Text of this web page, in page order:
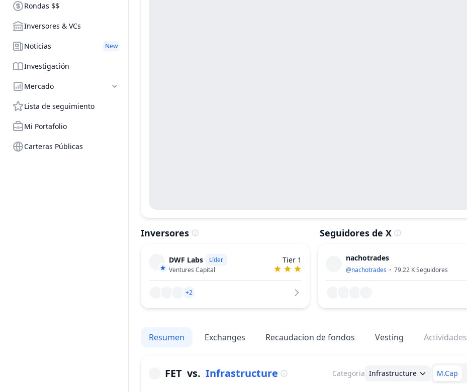
Rondas $$
Inversores & VCs
Noticias New
Investigación
Mercado
Lista de seguimiento
Mi Portafolio
Carteras Públicas
Inversores
DWF Labs
Líder
Ventures Capital
Tier 1
+2
Seguidores de X
nachotrades
@nachotrades 79.22 KSeguidores
Resumen Exchanges Recaudacion de fondos Vesting Actividades
FET vs. Infrastructure Categoria Infrastructure M.Cap